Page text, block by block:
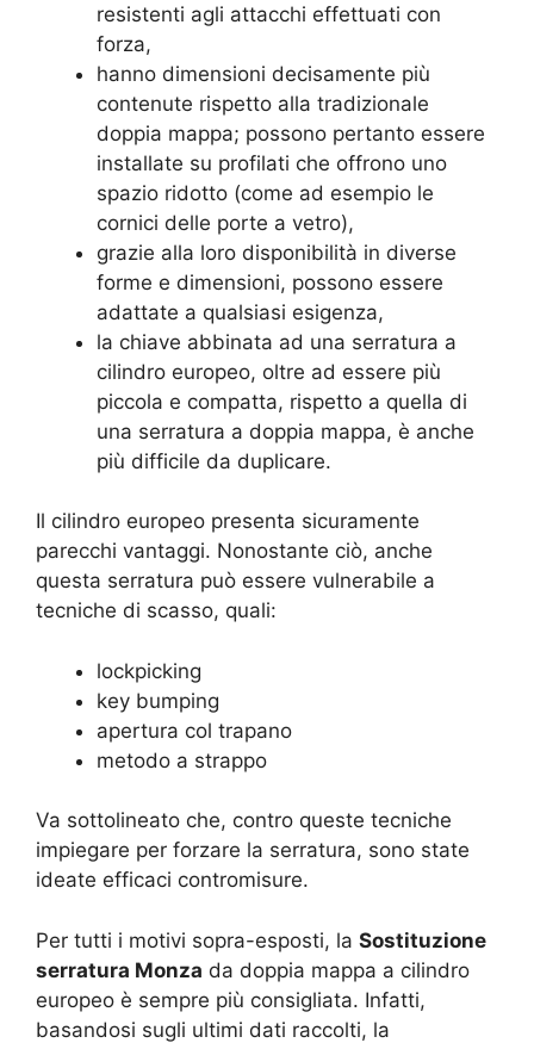
resistenti agli attacchi effettuati con
forza,
hanno dimensioni decisamente più
contenute rispetto alla tradizionale
doppia mappa; possono pertanto essere
installate su profilati che offrono uno
spazio ridotto (come ad esempio le
cornici delle porte a vetro),
grazie alla loro disponibilità in diverse
forme e dimensioni, possono essere
adattate a qualsiasi esigenza,
la chiave abbinata ad una serratura a
cilindro europeo, oltre ad essere più
piccola e compatta, rispetto a quella di
una serratura a doppia mappa, è anche
più difficile da duplicare.
Il cilindro europeo presenta sicuramente
parecchi vantaggi. Nonostante ciò, anche
questa serratura può essere vulnerabile a
tecniche di scasso, quali:
lockpicking
key bumping
apertura col trapano
metodo a strappo
Va sottolineato che, contro queste tecniche
impiegare per forzare la serratura, sono state
ideate efficaci contromisure.
Per tutti i motivi sopra-esposti, la Sostituzione
serratura Monza da doppia mappa a cilindro
europeo è sempre più consigliata. Infatti,
basandosi sugli ultimi dati raccolti, la